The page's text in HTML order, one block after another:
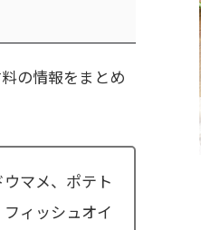
の情報をまとめ
マメ、ポテト
ィッシュオイ